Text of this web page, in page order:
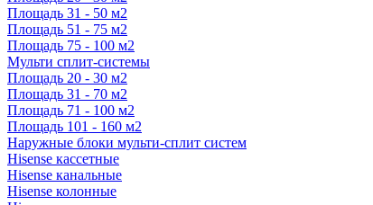
Площадь 31 - 50 м2
Площадь 51 - 75 м2
Площадь 75 - 100 м2
Мульти сплит-системы
Площадь 20 - 30 м2
Площадь 31 - 70 м2
Площадь 71 - 100 м2
Площадь 101 - 160 м2
Наружные блоки мульти-сплит систем
Hisense кассетные
Hisense канальные
Hisense колонные